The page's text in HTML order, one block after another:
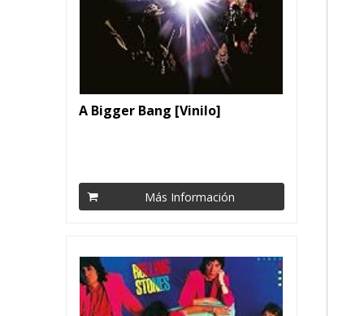
A Bigger Bang [Vinilo]
Más Información